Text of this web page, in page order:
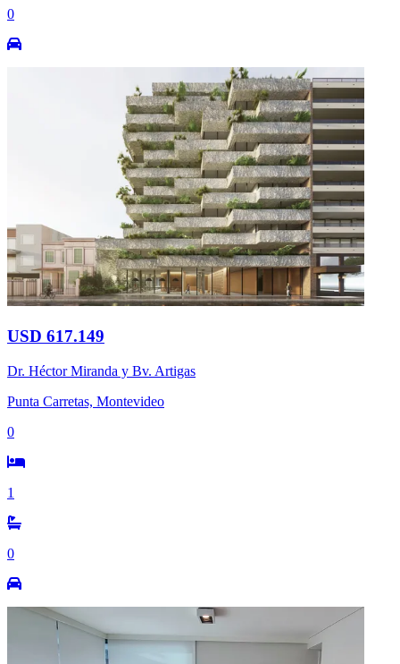
0
USD 617.149
Dr. Héctor Miranda y Bv. Artigas
Punta Carretas, Montevideo
0
1
0